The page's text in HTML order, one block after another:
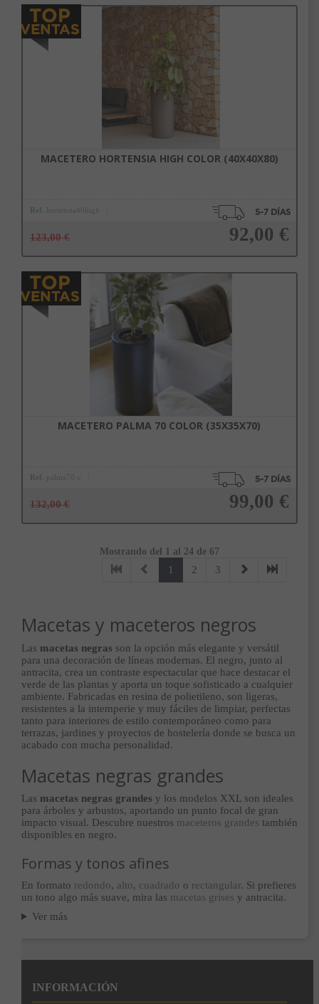
MACETERO HORTENSIA HIGH COLOR (40X40X80)
Ref. hortensia40high
123,00 € 92,00 €
Añadir a la cesta
MACETERO PALMA 70 COLOR (35X35X70)
Ref. palma70-c
132,00 € 99,00 €
Añadir a la cesta
Mostrando del 1 al 24 de 67
1 2 3
Macetas y maceteros negros
Las macetas negras son la opción más elegante y versátil
para una decoración de líneas modernas. El negro, junto al
antracita, crea un contraste espectacular que hace destacar el
verde de las plantas y aporta un toque sofisticado a cualquier
ambiente. Fabricadas en resina de polietileno, son ligeras,
resistentes a la intemperie y muy fáciles de limpiar, perfectas
tanto para interiores de estilo contemporáneo como para
terrazas, jardines y proyectos de hostelería donde se busca un
acabado con mucha personalidad.
Macetas negras grandes
Las macetas negras grandes y los modelos XXL son ideales
para árboles y arbustos, aportando un punto focal de gran
impacto visual. Descubre nuestros maceteros grandes también
disponibles en negro.
Formas y tonos afines
En formato redondo, alto, cuadrado o rectangular. Si prefieres
un tono algo más suave, mira las macetas grises y antracita.
Ver más
INFORMACIÓN